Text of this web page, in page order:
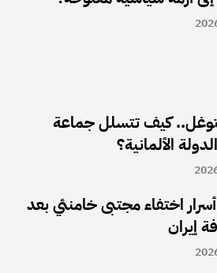
كيف تتسلل جماعة
الألمانية؟
اختفاء مجتبى خامنئي بعد